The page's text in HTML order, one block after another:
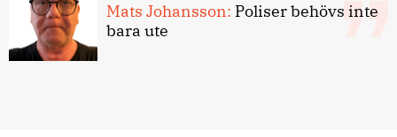
Mats Johansson: Poliser behövs inte
bara ute